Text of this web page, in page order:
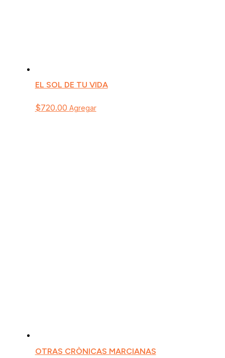
EL SOL DE TU VIDA
$720.00 Agregar
OTRAS CRÒNICAS MARCIANAS